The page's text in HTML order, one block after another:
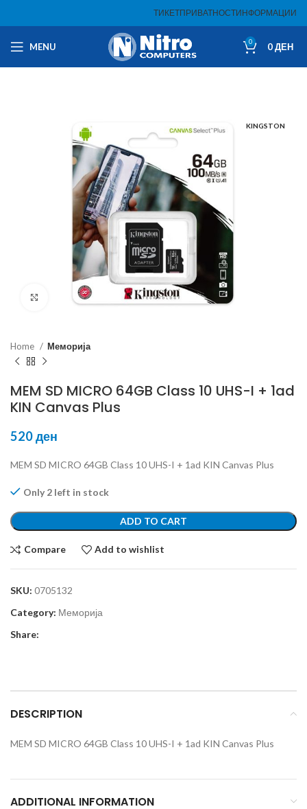
ТИКЕТПРИВАТНОСТИНФОРМАЦИИ
MENU 0 0ДЕН
KINGSTON
Click to enlarge
Home Меморија
MEM SD MICRO 64GB Class 10 UHS-I + 1ad
KIN Canvas Plus
520ден
MEM SD MICRO 64GB Class 10 UHS-I + 1ad KIN Canvas Plus
Only 2 left in stock
ADD TO CART
Compare Add to wishlist
SKU: 0705132
Category: Меморија
Share:
DESCRIPTION
MEM SD MICRO 64GB Class 10 UHS-I + 1ad KIN Canvas Plus
ADDITIONAL INFORMATION